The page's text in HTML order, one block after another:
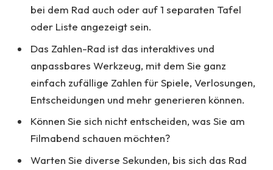
bei dem Rad auch oder auf 1 separaten Tafel
oder Liste angezeigt sein.
Das Zahlen-Rad ist das interaktives und
anpassbares Werkzeug, mit dem Sie ganz
einfach zufällige Zahlen für Spiele, Verlosungen,
Entscheidungen und mehr generieren können.
Können Sie sich nicht entscheiden, was Sie am
Filmabend schauen möchten?
Warten Sie diverse Sekunden, bis sich das Rad